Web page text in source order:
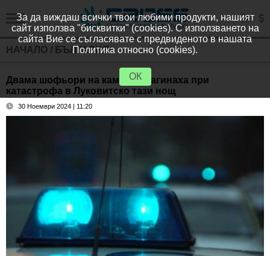
НАЧАЛО / БЪЛГАРИЯ
Двама шофьори на камиони загинаха при
катастрофа в Луковитско тази нощ
30 Ноември 2024 | 11:20
За да виждаш всички твои любими продукти, нашият
сайт използва "бисквитки" (cookies). С използването на
сайта Вие се съгласявате с предвиденото в нашата
Политика относно (cookies).
ОК